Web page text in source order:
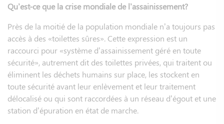
Qu’est-ce que la crise mondiale de l’assainissement?
Près de la moitié de la population mondiale n’a toujours pas
accès à des «toilettes sûres». Cette expression est un
raccourci pour «système d’assainissement géré en toute
sécurité», autrement dit des toilettes privées, qui traitent ou
éliminent les déchets humains sur place, les stockent en
toute sécurité avant leur enlèvement et leur traitement
délocalisé ou qui sont raccordées à un réseau d’égout et une
station d’épuration en état de marche.